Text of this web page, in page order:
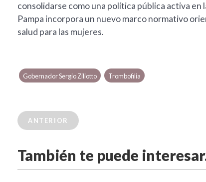
consolidarse como una política pública activa en
Pampa incorpora un nuevo marco normativo
salud para las mujeres.
Gobernador Sergio Ziliotto Trombofilia
ANTERIOR
También te puede